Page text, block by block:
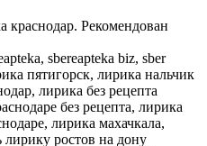
Рекомендован
sbereapteka biz, sber
пятигорск, лирика нальчик
лирика без рецепта
без рецепта, лирика
лирика махачкала,
лирику ростов на дону